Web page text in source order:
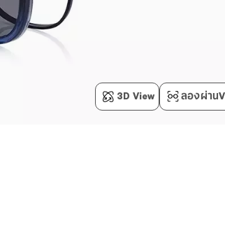
3D View ลองผ่าน